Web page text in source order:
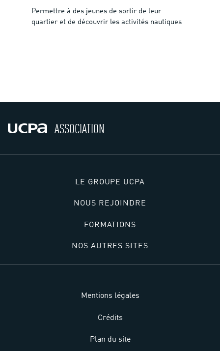
Permettre à des jeunes de sortir de leur
quartier et de découvrir les activités nautiques
ASSOCIATION
LE GROUPE UCPA
NOUS REJOINDRE
FORMATIONS
NOS AUTRES SITES
Mentions légales
Crédits
Plan du site